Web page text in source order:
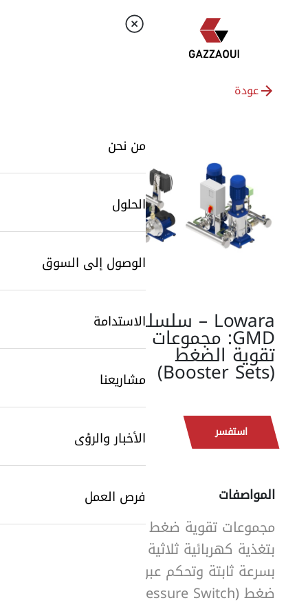
من نحن
الحلول
الوصول إلى السوق
الاستدامة
مشاريعنا
الأخبار والرؤى
فرص العملSearchButtonText
عودة
Lowara – سلسلة
GMD: مجموعات
تقوية الضغط
(Booster Sets)
استفسر
المواصفات
مجموعات تقوية ضغط مزوّدة
بتغذية كهربائية ثلاثية الطور،
بسرعة ثابتة وتحكم عبر مفتاح
ضغط (Pressure Switch).